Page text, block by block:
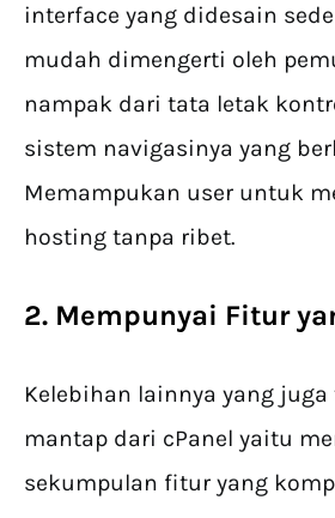
interface yang didesain
mudah dimengerti oleh
nampak dari tata letak
sistem navigasinya yang
Memampukan user untuk
hosting tanpa ribet.
2. Mempunyai Fitur
Kelebihan lainnya yang
mantap dari cPanel yaitu
sekumpulan fitur yang